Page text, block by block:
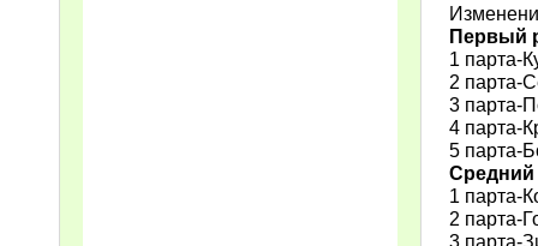
Первый
1 парта-
2 парта-
3 парта-
4 парта-
5 парта-
Средний
1 парта-
2 парта-
3 парта-